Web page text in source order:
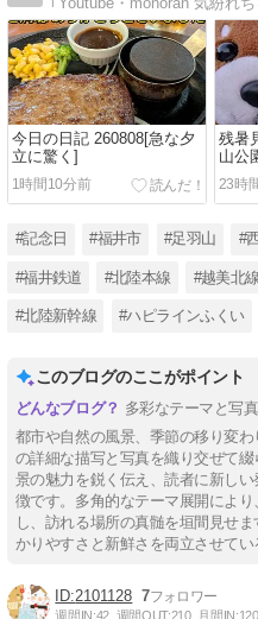
今日の日記 260808[急な夕
立に驚く]
1時間10分前
残暑
山公
23時
#記念日 #福井市 #足羽山 #
#福井鉄道 #北陸本線 #越美北線
#北陸新幹線 #ハピラインふくい
このブログのここがポイント
多彩なテーマと写
都市や自然の風景、季節の移り変
の詳細な描写と写真を織り交ぜて
景の魅力を鋭く伝え、読者に新し
徴です。多角的なテーマ展開によ
し、訪れる場所の真髄を垣間見せ
かりやすさと新鮮さを両立させてい
2101128 7
週間IN:42 週間OUT:210 月間IN:120